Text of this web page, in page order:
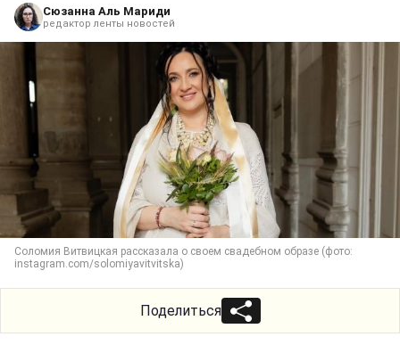
Сюзанна Аль Мариди
редактор ленты новостей
Соломия Витвицкая рассказала о своем свадебном образе (фото:
instagram.com/solomiyavitvitska)
Поделиться